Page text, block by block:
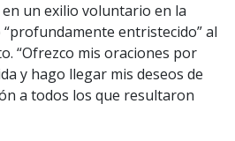
en un exilio voluntario en la
entristecido” al
“Ofrezco mis oraciones por
y hago llegar mis deseos de
a todos los que resultaron